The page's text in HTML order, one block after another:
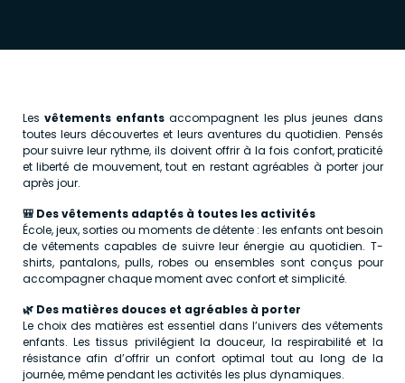
Les vêtements enfants accompagnent les plus jeunes dans
toutes leurs découvertes et leurs aventures du quotidien. Pensés
pour suivre leur rythme, ils doivent offrir à la fois confort, praticité
et liberté de mouvement, tout en restant agréables à porter jour
après jour.
🎒 Des vêtements adaptés à toutes les activités
École, jeux, sorties ou moments de détente : les enfants ont besoin
de vêtements capables de suivre leur énergie au quotidien. T-
shirts, pantalons, pulls, robes ou ensembles sont conçus pour
accompagner chaque moment avec confort et simplicité.
🌿 Des matières douces et agréables à porter
Le choix des matières est essentiel dans l’univers des vêtements
enfants. Les tissus privilégient la douceur, la respirabilité et la
résistance afin d’offrir un confort optimal tout au long de la
journée, même pendant les activités les plus dynamiques.